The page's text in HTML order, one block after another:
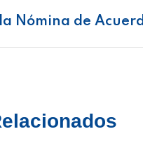
Nómina de